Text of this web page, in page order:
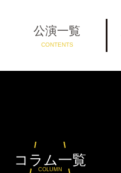
公演一覧
CONTENTS
コラム一覧
COLUMN